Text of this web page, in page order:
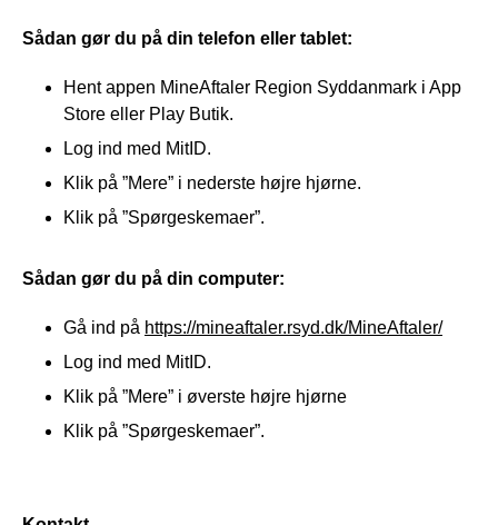
Sådan gør du på din telefon eller tablet:
Hent appen MineAftaler Region Syddanmark i App
Store eller Play Butik.
Log ind med MitID.
Klik på ”Mere” i nederste højre hjørne.
Klik på ”Spørgeskemaer”.
Sådan gør du på din computer:
Gå ind på https://mineaftaler.rsyd.dk/MineAftaler/
Log ind med MitID.
Klik på ”Mere” i øverste højre hjørne
Klik på ”Spørgeskemaer”.